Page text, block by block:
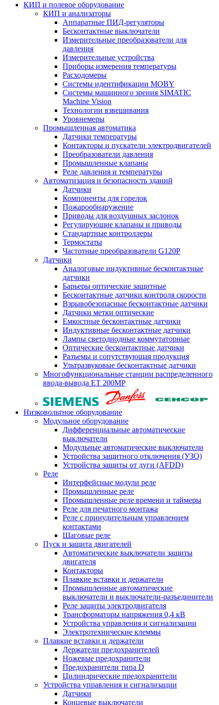
КИП и полевое оборудование
КИП и анализаторы
Аппаратные ПИД-регуляторы
Бесконтактные выключатели
Измерительные преобразователи для
давления
Измерительные устройства
Приборы измерения температуры
Расходомеры
Системы идентификации MOBY
Системы машинного зрения SIMATIC
Machine Vision
Технологии взвешивания
Уровнемеры
Промышленная автоматика
Датчики температуры
Контакторы и пускатели электродвигателей
Преобразователи давления
Промышленные клапаны
Реле давления и температуры
Автоматизация и безопасность зданий
Датчики
Компоненты для горелок
Пожарообнаружение
Приводы для воздушных заслонок
Регулирующие клапаны и приводы
Стандартные контроллеры
Термостаты
Частотные преобразователи G120P
Датчики
Аналоговые индуктивные бесконтактные
датчики
Барьеры оптические защитные
Бесконтактные датчики контроля скорости
Взрывобезопасные бесконтактные датчики
Датчики метки оптические
Емкостные бесконтактные датчики
Индуктивные бесконтактные датчики
Лампы светодиодные коммутаторные
Оптические бесконтактные датчики
Разъемы и сопутствующая продукция
Ультразвуковые бесконтактные датчики
Многофункциональные станции распределенного
ввода-вывода ET 200MP
Низковольтное оборудование
Модульное оборудование
Дифференциальные автоматические
выключатели
Модульные автоматические выключатели
Устройства защитного отключения (УЗО)
Устройства защиты от дуги (AFDD)
Реле
Интерфейсные модули реле
Промышленные реле
Промышленные реле времени и таймеры
Реле для печатного монтажа
Реле с принудительным управлением
контактами
Шаговые реле
Пуск и защита двигателей
Автоматические выключатели защиты
двигателя
Контакторы
Плавкие вставки и держатели
Промышленные автоматические
выключатели и выключатели-разъединители
Реле защиты электродвигателя
Трансформаторы напряжения 0,4 кВ
Устройства управления и сигнализации
Электротехнические клеммы
Плавкие вставки и держатели
Держатели предохранителей
Ножевые предохранители
Предохранители типа D
Цилиндрические предохранители
Устройства управления и сигнализации
Датчики
Концевые выключатели